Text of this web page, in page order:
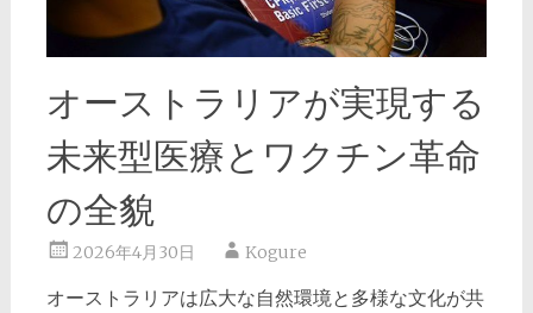
オーストラリアが実現する
未来型医療とワクチン革命
の全貌
2026年4月30日 Kogure
オーストラリアは広大な自然環境と多様な文化が共